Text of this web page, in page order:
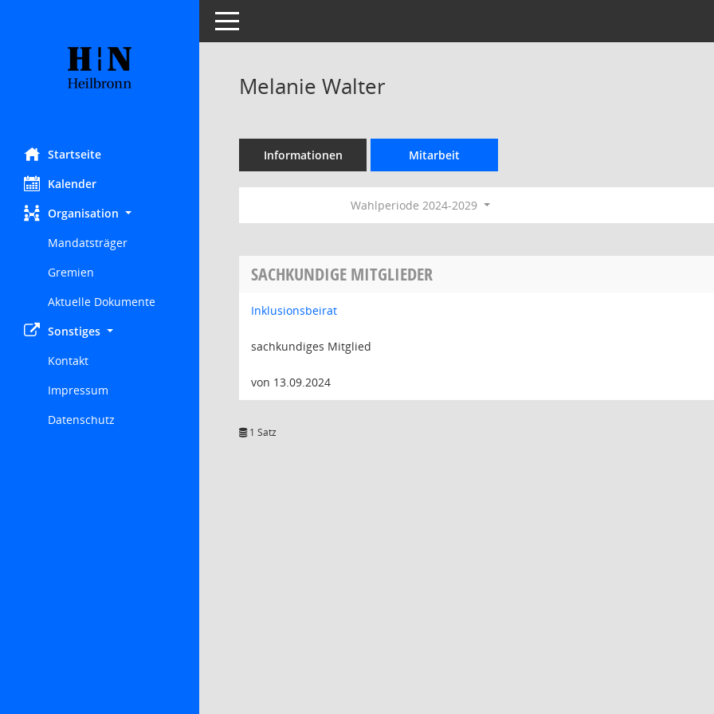
Startseite
Kalender
Organisation
Mandatsträger
Gremien
Aktuelle Dokumente
Sonstiges
Kontakt
Impressum
Datenschutz
Toggle navigation
Melanie Walter
Informationen Mitarbeit
Wahlperiode 2024-2029
SACHKUNDIGE MITGLIEDER
Inklusionsbeirat
sachkundiges Mitglied
von 13.09.2024
1 Satz